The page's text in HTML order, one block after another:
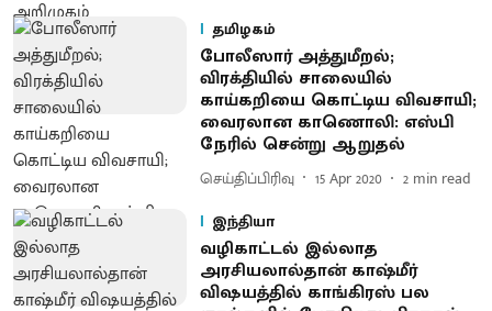
தமிழகம்
போலீஸார் அத்துமீறல்;
விரக்தியில் சாலையில்
காய்கறியை கொட்டிய விவசாயி;
வைரலான காணொலி: எஸ்பி
நேரில் சென்று ஆறுதல்
செய்திப்பிரிவு 15 Apr 2020 2 min read
இந்தியா
வழிகாட்டல் இல்லாத
அரசியலால்தான் காஷ்மீர்
விஷயத்தில் காங்கிரஸ் பல